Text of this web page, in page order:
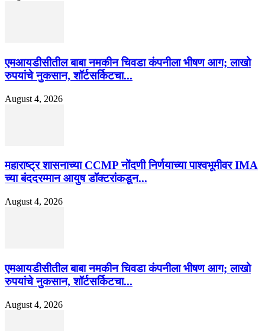
एमआयडीसीतील बाबा नमकीन चिवडा कंपनीला भीषण आग; लाखो
रुपयांचे नुकसान, शॉर्टसर्किटचा...
August 4, 2026
महाराष्ट्र शासनाच्या CCMP नोंदणी निर्णयाच्या पाश्वभूमीवर IMA
च्या बंददरम्मान आयुष डॉक्टरांकडून...
August 4, 2026
एमआयडीसीतील बाबा नमकीन चिवडा कंपनीला भीषण आग; लाखो
रुपयांचे नुकसान, शॉर्टसर्किटचा...
August 4, 2026